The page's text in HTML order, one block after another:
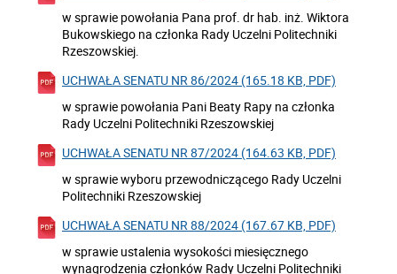
w sprawie powołania Pana prof. dr hab. inż. Wiktora
Bukowskiego na członka Rady Uczelni Politechniki
Rzeszowskiej.
UCHWAŁA SENATU NR 86/2024 (165.18 KB, PDF)
w sprawie powołania Pani Beaty Rapy na członka
Rady Uczelni Politechniki Rzeszowskiej
UCHWAŁA SENATU NR 87/2024 (164.63 KB, PDF)
w sprawie wyboru przewodniczącego Rady Uczelni
Politechniki Rzeszowskiej
UCHWAŁA SENATU NR 88/2024 (167.67 KB, PDF)
w sprawie ustalenia wysokości miesięcznego
wynagrodzenia członków Rady Uczelni Politechniki